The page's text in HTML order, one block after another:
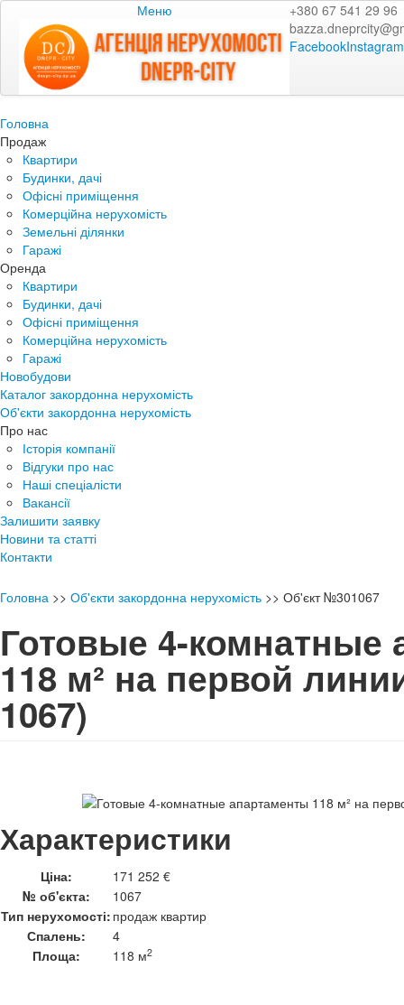
Меню
+380 67 541 29 96
FacebookInstagram
Головна
Продаж
Квартири
Будинки, дачі
Офісні приміщення
Комерційна нерухомість
Земельні ділянки
Гаражі
Оренда
Квартири
Будинки, дачі
Офісні приміщення
Комерційна нерухомість
Гаражі
Новобудови
Каталог закордонна нерухомість
Об'єкти закордонна нерухомість
Про нас
Історія компанії
Відгуки про нас
Наші спеціалісти
Вакансії
Залишити заявку
Новини та статті
Контакти
Головна >> Об'єкти закордонна нерухомість >> Об'єкт №301067
Готовые 4-комнатные
118 м² на первой
1067)
Характеристики
Ціна:
171 252 €
№ об'єкта:
1067
Тип нерухомості: продаж квартир
Спалень:
4
Площа:
118 м2